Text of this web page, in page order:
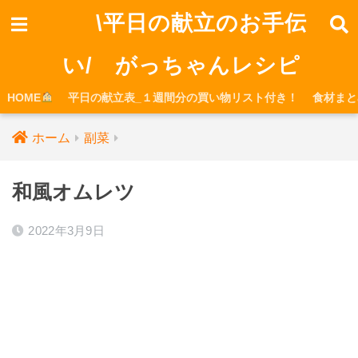
\平日の献立のお手伝
い/ がっちゃんレシピ
HOME 平日の献立表_１週間分の買い物リスト付き！ 食材ま
ホーム 副菜
和風オムレツ
2022年3月9日